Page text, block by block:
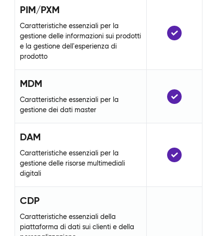
PIM/PXM
Caratteristiche essenziali per la
gestione delle informazioni sui prodotti
e la gestione dell'esperienza di
prodotto
MDM
Caratteristiche essenziali per la
gestione dei dati master
DAM
Caratteristiche essenziali per la
gestione delle risorse multimediali
digitali
CDP
Caratteristiche essenziali della
piattaforma di dati sui clienti e della